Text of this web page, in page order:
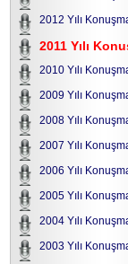
2012 Yılı
2011 Yılı
2010 Yılı
2009 Yılı
2008 Yılı
2007 Yılı
2006 Yılı
2005 Yılı
2004 Yılı
2003 Yılı